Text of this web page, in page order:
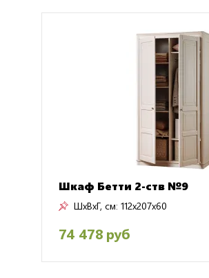
Шкаф Бетти 2-ств №9
ШxВxГ, см: 112x207x60
74 478 руб